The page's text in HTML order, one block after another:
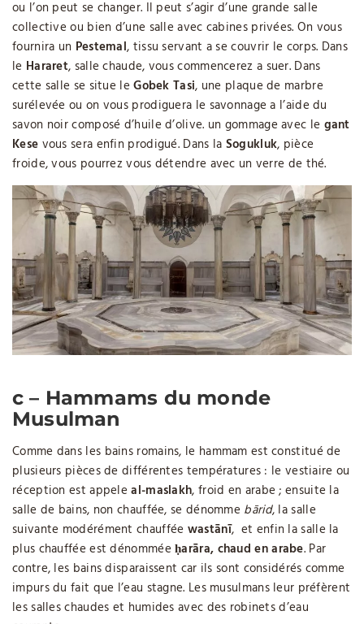
ou l’on peut se changer. Il peut s’agir d’une grande salle
collective ou bien d’une salle avec cabines privées. On vous
fournira un Pestemal, tissu servant a se couvrir le corps. Dans
le Hararet, salle chaude, vous commencerez a suer. Dans
cette salle se situe leGobek Tasi, une plaque de marbre
surélevée ou on vous prodiguera le savonnage a l’aide du
savon noir composé d’huile d’olive. un gommage avec le gant
Kese vous sera enfin prodigué. Dans la Sogukluk, pièce
froide, vous pourrez vous détendre avec un verre de thé.
c – Hammams du monde
Musulman
Comme dans les bains romains, le hammam est constitué de
plusieurs pièces de différentes températures : le vestiaire ou
réception est appeleal-maslakh, froid en arabe ; ensuite la
salle de bains, non chauffée, se dénomme bārid, la salle
suivante modérément chauffée wastānī, et enfin la salle la
plus chauffée est dénomméeḥarāra, chaud en arabe. Par
contre, les bains disparaissent car ils sont considérés comme
impurs du fait que l’eau stagne. Les musulmans leur préfèrent
les salles chaudes et humides avec des robinets d’eau